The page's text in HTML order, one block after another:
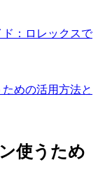
：ロレックスで
めの活用方法と
使うため